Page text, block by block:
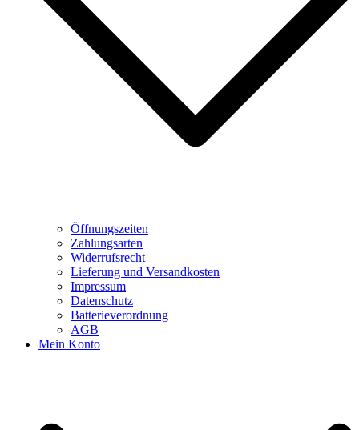
Öffnungszeiten
Zahlungsarten
Widerrufsrecht
Lieferung und Versandkosten
Impressum
Datenschutz
Batterieverordnung
AGB
Mein Konto